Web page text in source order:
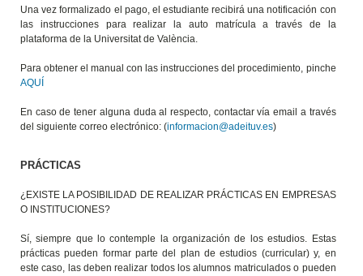
Una vez formalizado el pago, el estudiante recibirá una notificación con
las instrucciones para realizar la auto matrícula a través de la
plataforma de la Universitat de València.
Para obtener el manual con las instrucciones del procedimiento, pinche
AQUÍ
En caso de tener alguna duda al respecto, contactar vía email a través
del siguiente correo electrónico: (informacion@adeituv.es)
PRÁCTICAS
¿EXISTE LA POSIBILIDAD DE REALIZAR PRÁCTICAS EN EMPRESAS
O INSTITUCIONES?
Sí, siempre que lo contemple la organización de los estudios. Estas
prácticas pueden formar parte del plan de estudios (curricular) y, en
este caso, las deben realizar todos los alumnos matriculados o pueden